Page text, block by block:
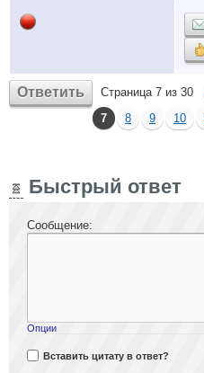
Ответить Страница 7 из 30
7
8 9 10
Быстрый ответ
Сообщение:
Опции
Вставить цитату в ответ?